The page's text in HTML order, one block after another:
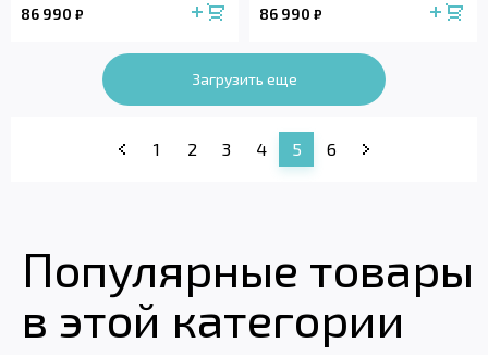
86 990 ₽ 86 990 ₽
Загрузить еще
1 2 3 4 5 6
Популярные товары
в этой категории